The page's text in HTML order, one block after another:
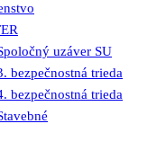
uzáver SU
bezpečnostná trieda
bezpečnostná trieda